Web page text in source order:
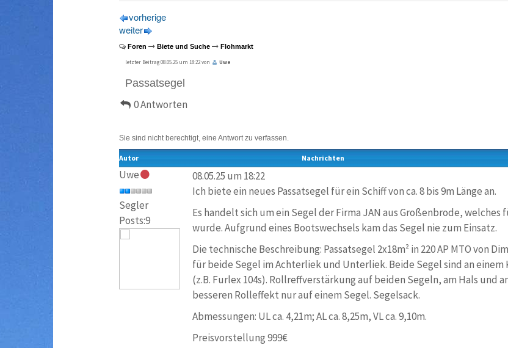
vorherige
weiter
Foren Biete und Suche Flohmarkt
letzter Beitrag 08.05.25 um 18:22 von Uwe
Passatsegel
0 Antworten
Sie sind nicht berechtigt, eine Antwort zu verfassen.
Autor Nachrichten
Uwe
Segler
Posts:9
08.05.25 um 18:22
Ich biete ein neues Passatsegel für ein Schiff von ca. 8 bis 9m Länge an.
Es handelt sich um ein Segel der Firma JAN aus Großenbrode,
wurde. Aufgrund eines Bootswechsels kam das Segel nie zum Einsatz.
Die technische Beschreibung: Passatsegel 2x18m² in 220 AP MTO von
für beide Segel im Achterliek und Unterliek. Beide Segel sind an einem
(z.B. Furlex 104s). Rollreffverstärkung auf beiden Segeln, am Hals
besseren Rolleffekt nur auf einem Segel. Segelsack.
Abmessungen: UL ca. 4,21m; AL ca. 8,25m, VL ca. 9,10m.
Preisvorstellung 999€